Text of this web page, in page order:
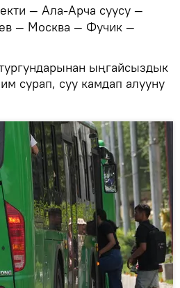
— Ала-Арча суусу —
— Москва — Фучик —
ыңгайсыздык
сурап, суу камдап алууну